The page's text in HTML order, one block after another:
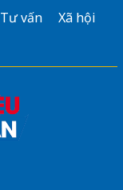
Tư vấn
Xã hội